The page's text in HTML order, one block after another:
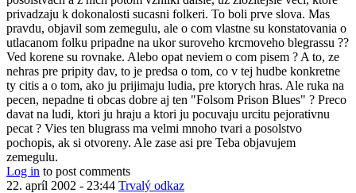
privadzaju k dokonalosti sucasni folkeri. To boli prve slova. Mas
pravdu, objavil som zemegulu, ale o com vlastne su konstatovania o
utlacanom folku pripadne na ukor suroveho krcmoveho blegrassu ??
Ved korene su rovnake. Alebo opat neviem o com pisem ? A to, ze
nehras pre pripity dav, to je predsa o tom, co v tej hudbe konkretne
ty citis a o tom, ako ju prijimaju ludia, pre ktorych hras. Ale ruka na
pecen, nepadne ti obcas dobre aj ten "Folsom Prison Blues" ? Preco
davat na ludi, ktori ju hraju a ktori ju pocuvaju urcitu pejorativnu
pecat ? Vies ten blugrass ma velmi mnoho tvari a posolstvo
pochopis, ak si otvoreny. Ale zase asi pre Teba objavujem
zemegulu.
Log in to post comments
22. apríl 2002 - 23:44 Trvalý odkaz